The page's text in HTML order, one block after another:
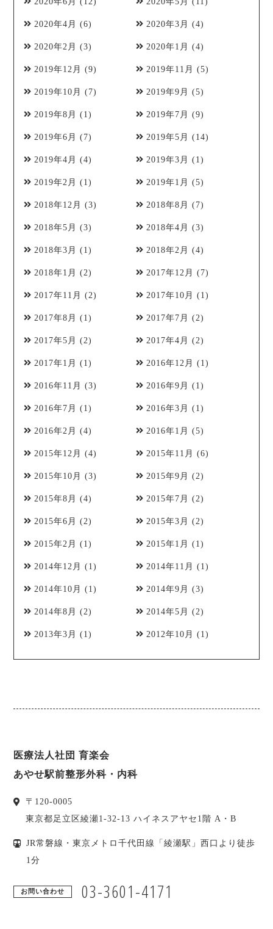
2020年4月 (6) 2020年3月 (4)
2020年2月 (3) 2020年1月 (4)
2019年12月 (9) 2019年11月 (5)
2019年10月 (7) 2019年9月 (5)
2019年8月 (1) 2019年7月 (9)
2019年6月 (7) 2019年5月 (14)
2019年4月 (4) 2019年3月 (1)
2019年2月 (1) 2019年1月 (5)
2018年12月 (3) 2018年8月 (7)
2018年5月 (3) 2018年4月 (3)
2018年3月 (1) 2018年2月 (4)
2018年1月 (2) 2017年12月 (7)
2017年11月 (2) 2017年10月 (1)
2017年8月 (1) 2017年7月 (2)
2017年5月 (2) 2017年4月 (2)
2017年1月 (1) 2016年12月 (1)
2016年11月 (3) 2016年9月 (1)
2016年7月 (1) 2016年3月 (1)
2016年2月 (4) 2016年1月 (5)
2015年12月 (4) 2015年11月 (6)
2015年10月 (3) 2015年9月 (2)
2015年8月 (4) 2015年7月 (2)
2015年6月 (2) 2015年3月 (2)
2015年2月 (1) 2015年1月 (1)
2014年12月 (1) 2014年11月 (1)
2014年10月 (1) 2014年9月 (3)
2014年8月 (2) 2014年5月 (2)
2013年3月 (1) 2012年10月 (1)
医療法人社団 育楽会
あやせ駅前整形外科・内科
〒 120-0005
東京都足立区綾瀬1-32-13 ハイネスアヤセ1階 A・B
JR常磐線・東京メトロ千代田線「綾瀬駅」西口より徒歩
1分
お問い合わせ 03-3601-4171